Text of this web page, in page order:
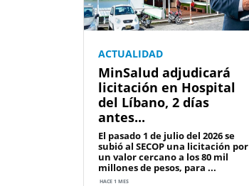
ACTUALIDAD
MinSalud adjudicará
licitación en Hospital
del Líbano, 2 días
antes...
El pasado 1 de julio del 2026 se
subió al SECOP una licitación por
un valor cercano a los 80 mil
millones de pesos, para ...
HACE 1 MES